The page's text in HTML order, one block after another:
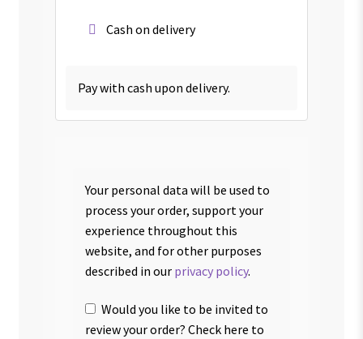
Cash on delivery
Pay with cash upon delivery.
Your personal data will be used to
process your order, support your
experience throughout this
website, and for other purposes
described in our privacy policy.
Would you like to be invited to
review your order? Check here to